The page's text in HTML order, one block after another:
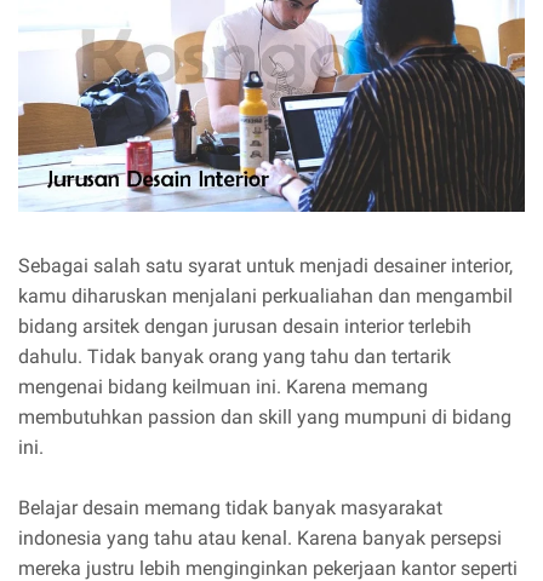
Sebagai salah satu syarat untuk menjadi desainer interior,
kamu diharuskan menjalani perkualiahan dan mengambil
bidang arsitek dengan jurusan desain interior terlebih
dahulu. Tidak banyak orang yang tahu dan tertarik
mengenai bidang keilmuan ini. Karena memang
membutuhkan passion dan skill yang mumpuni di bidang
ini.
Belajar desain memang tidak banyak masyarakat
indonesia yang tahu atau kenal. Karena banyak persepsi
mereka justru lebih menginginkan pekerjaan kantor seperti